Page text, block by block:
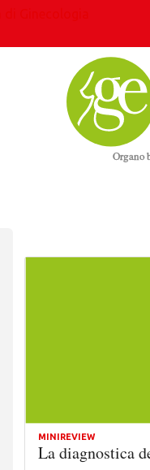
MINIREVIEW
La diagnostica